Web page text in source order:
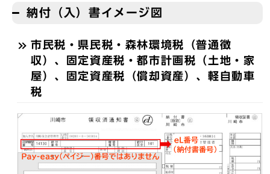
納付（入）書イメージ図
市民税・県民税・森林環境税（普通徴
収）、固定資産税・都市計画税（土地・家
屋）、固定資産税（償却資産）、軽自動車
税